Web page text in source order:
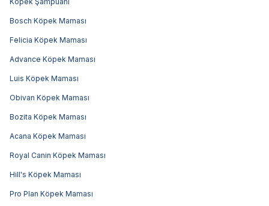
Bosch Köpek Maması
Felicia Köpek Maması
Advance Köpek Maması
Luis Köpek Maması
Obivan Köpek Maması
Bozita Köpek Maması
Acana Köpek Maması
Royal Canin Köpek Maması
Hill's Köpek Maması
Pro Plan Köpek Maması